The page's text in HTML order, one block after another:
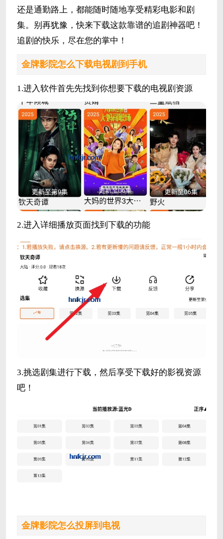
还是通勤路上，都能随时随地享受精彩电影和剧
集。别再犹豫，快来下载这款靠谱的追剧神器吧！
追剧的快乐，尽在您的掌中！
金牌影院怎么下载电视剧到手机
1.进入软件首先先找到你想要下载的电视剧资源
2.进入详细播放页面找到下载的功能
3.挑选剧集进行下载，然后享受下载好的影视资源
吧！
金牌影院怎么投屏到电视